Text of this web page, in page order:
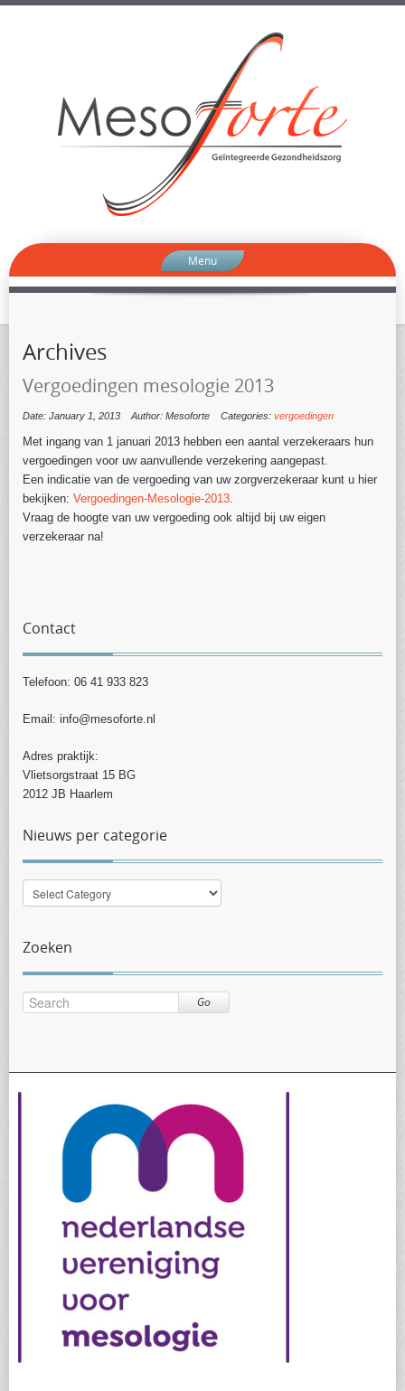
Menu
Archives
Vergoedingen mesologie 2013
Date: January 1, 2013 Author: Mesoforte Categories: vergoedingen
Met ingang van 1 januari 2013 hebben een aantal verzekeraars hun
vergoedingen voor uw aanvullende verzekering aangepast.
Een indicatie van de vergoeding van uw zorgverzekeraar kunt u hier
bekijken: Vergoedingen-Mesologie-2013.
Vraag de hoogte van uw vergoeding ook altijd bij uw eigen
verzekeraar na!
Contact
Telefoon: 06 41 933 823
Email: info@mesoforte.nl
Adres praktijk:
Vlietsorgstraat 15 BG
2012 JB Haarlem
Nieuws per categorie
Nieuws
per
Zoeken
Go